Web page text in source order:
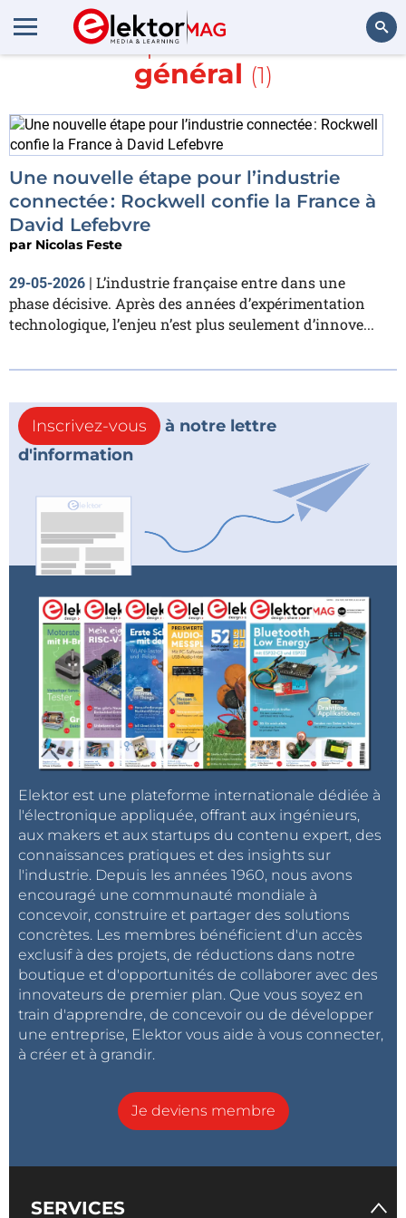
En savoir plus sur
directeur
général (1)
Une nouvelle étape pour l’industrie
connectée : Rockwell confie la France à
David Lefebvre
par Nicolas Feste
29-05-2026 | L’industrie française entre dans une
phase décisive. Après des années d’expérimentation
technologique, l’enjeu n’est plus seulement d’innove...
Inscrivez-vous
à notre lettre
d'information
Elektor est une plateforme internationale dédiée à
l'électronique appliquée, offrant aux ingénieurs,
aux makers et aux startups du contenu expert, des
connaissances pratiques et des insights sur
l'industrie. Depuis les années 1960, nous avons
encouragé une communauté mondiale à
concevoir, construire et partager des solutions
concrètes. Les membres bénéficient d'un accès
exclusif à des projets, de réductions dans notre
boutique et d'opportunités de collaborer avec des
innovateurs de premier plan. Que vous soyez en
train d'apprendre, de concevoir ou de développer
une entreprise, Elektor vous aide à vous connecter,
à créer et à grandir.
Je deviens membre
SERVICES